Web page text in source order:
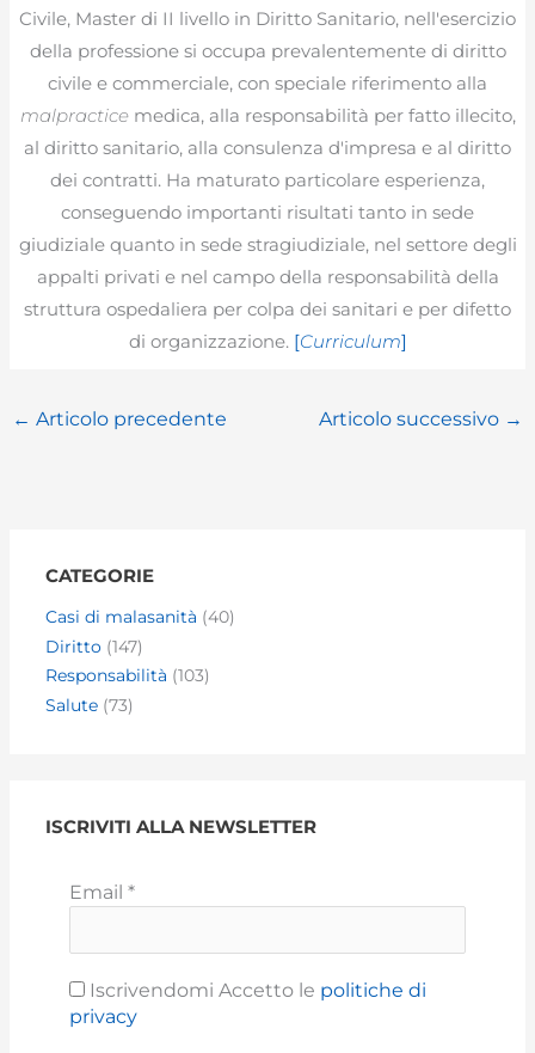
Civile, Master di II livello in Diritto Sanitario, nell'esercizio
della professione si occupa prevalentemente di diritto
civile e commerciale, con speciale riferimento alla
malpracticemedica, alla responsabilità per fatto illecito,
al diritto sanitario, alla consulenza d'impresa e al diritto
dei contratti. Ha maturato particolare esperienza,
conseguendo importanti risultati tanto in sede
giudiziale quanto in sede stragiudiziale, nel settore degli
appalti privati e nel campo della responsabilità della
struttura ospedaliera per colpa dei sanitari e per difetto
di organizzazione. [Curriculum]
← Articolo precedente Articolo successivo →
CATEGORIE
Casi di malasanità (40)
Diritto (147)
Responsabilità (103)
Salute (73)
ISCRIVITI ALLA NEWSLETTER
Email*
Iscrivendomi Accetto le politiche di
privacy